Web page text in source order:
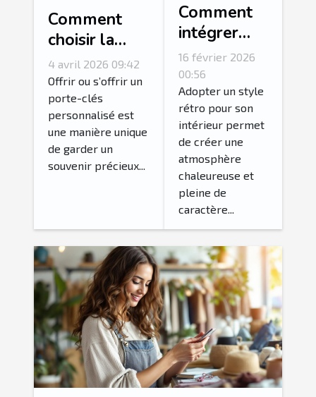
Comment
choisir la
photo idéale
pour votre
porte-clés
personnalisé?
4 avril 2026 09:42
Offrir ou s’offrir un
porte-clés
personnalisé est
une manière unique
de garder un
souvenir précieux...
Comment
intégrer
des
accessoires
vintage
pour un
intérieur
rétro
authentique
?
16 février 2026
00:56
Adopter un style
rétro pour son
intérieur permet
de créer une
atmosphère
chaleureuse et
pleine de
caractère...